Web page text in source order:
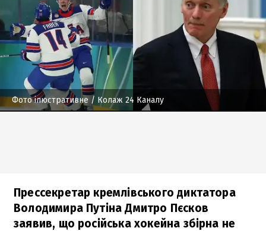
Фото ілюстративне / Колаж 24 Каналу
Прессекретар кремлівського диктатора
Володимира Путіна Дмитро Пєсков
заявив, що російська хокейна збірна не